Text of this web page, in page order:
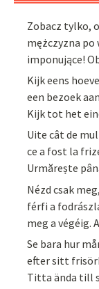
Zobacz tylko,
mężczyzna po
imponujące!
Kijk eens
een bezoek
Kijk tot het
Uite cât de
ce a fost la
Urmărește
Nézd csak
férfi a
meg a végéig.
Se bara hur
efter sitt
Titta ända till